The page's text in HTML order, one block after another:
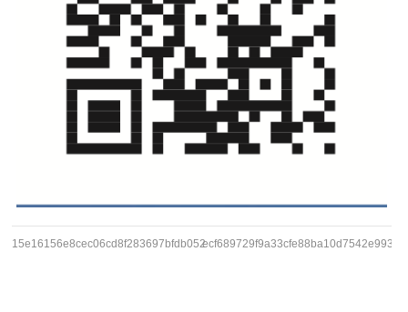
15e16156e8cec06cd8f283697bfdb052ecf689729f9a33cfe88ba10d7542e993